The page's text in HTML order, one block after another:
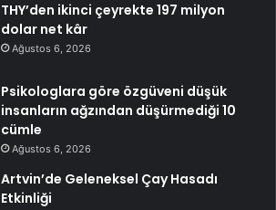
THY’den ikinci çeyrekte 197 milyon
dolar net kâr
Ağustos 6, 2026
Psikologlara göre özgüveni düşük
insanların ağzından düşürmediği 10
cümle
Ağustos 6, 2026
Artvin’de Geleneksel Çay Hasadı
Etkinliği